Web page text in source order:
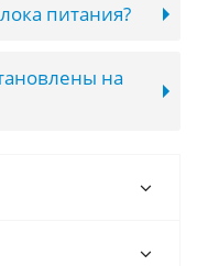
питания?
на